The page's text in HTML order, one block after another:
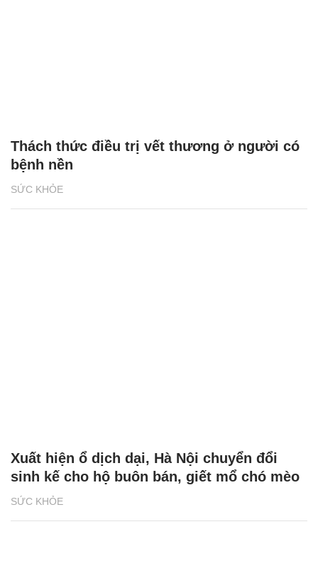
SỨC KHỎE
Thách thức điều trị vết thương ở người có
bệnh nền
SỨC KHỎE
Xuất hiện ổ dịch dại, Hà Nội chuyển đổi
sinh kế cho hộ buôn bán, giết mổ chó mèo